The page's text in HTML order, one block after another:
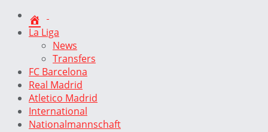
La Liga
News
Transfers
FC Barcelona
Real Madrid
Atletico Madrid
International
Nationalmannschaft